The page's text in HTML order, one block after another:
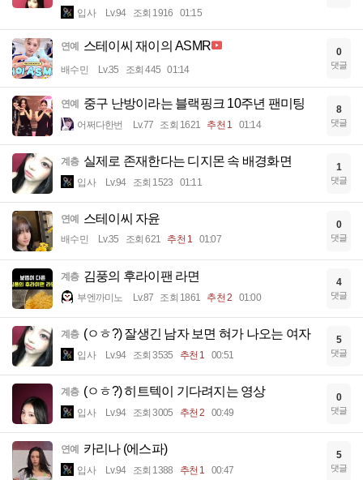
입사 Lv.94 조회 1916 01:15
연예 스테이씨 재이의 ASMR
배수민 Lv.35 조회 445 01:14
0
댓글
연예 중구 난방이라는 블랙핑크 10주년 팬미팅
어쩌다한번 Lv.77 조회 1621 추천 1 01:14
8
댓글
계층 실제로 존재한다는 디지몬 속 배경화면
입사 Lv.94 조회 1523 01:11
1
댓글
연예 스테이씨 자윤
배수민 Lv.35 조회 621 추천 1 01:07
0
댓글
계층 김풍의 후라이팬 라면
부엔까미노 Lv.87 조회 1861 추천 2 01:00
4
댓글
계층 (ㅇㅎ?) 잘생긴 남자 보면 혀가 나오는 여자
입사 Lv.94 조회 3535 추천 1 00:51
5
댓글
계층 (ㅇㅎ?) 히트텍이 기다려지는 영상
입사 Lv.94 조회 3005 추천 2 00:49
0
댓글
연예 카리나 (에스파)
입사 Lv.94 조회 1388 추천 1 00:47
5
댓글